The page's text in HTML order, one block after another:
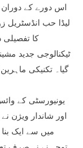
اس دورے کے
لیڈا حب انڈسٹریل
کا تفصیلی
ٹیکنالوجی جدید
گیا۔ تکنیکی
یونیورسٹی کے
اور شاندار ویژن
میں سے ایک